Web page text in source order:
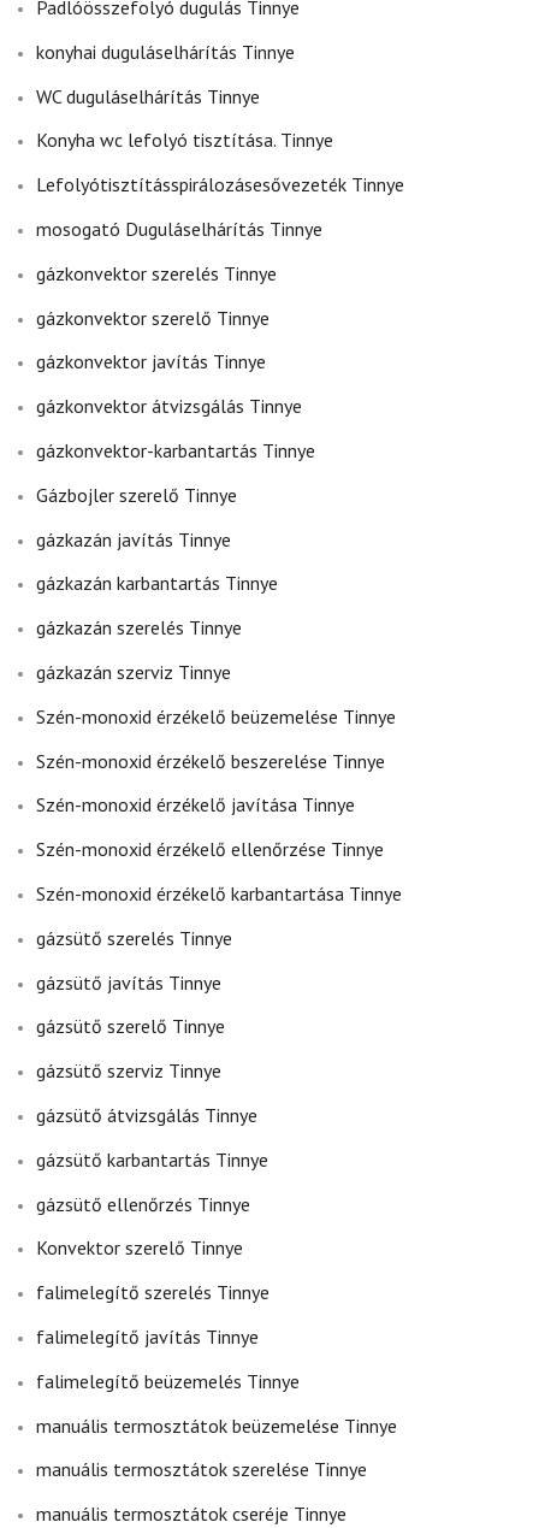
Padlóösszefolyó dugulás Tinnye
konyhai duguláselhárítás Tinnye
WC duguláselhárítás Tinnye
Konyha wc lefolyó tisztítása. Tinnye
Lefolyótisztításspirálozásesővezeték Tinnye
mosogató Duguláselhárítás Tinnye
gázkonvektor szerelés Tinnye
gázkonvektor szerelő Tinnye
gázkonvektor javítás Tinnye
gázkonvektor átvizsgálás Tinnye
gázkonvektor-karbantartás Tinnye
Gázbojler szerelő Tinnye
gázkazán javítás Tinnye
gázkazán karbantartás Tinnye
gázkazán szerelés Tinnye
gázkazán szerviz Tinnye
Szén-monoxid érzékelő beüzemelése Tinnye
Szén-monoxid érzékelő beszerelése Tinnye
Szén-monoxid érzékelő javítása Tinnye
Szén-monoxid érzékelő ellenőrzése Tinnye
Szén-monoxid érzékelő karbantartása Tinnye
gázsütő szerelés Tinnye
gázsütő javítás Tinnye
gázsütő szerelő Tinnye
gázsütő szerviz Tinnye
gázsütő átvizsgálás Tinnye
gázsütő karbantartás Tinnye
gázsütő ellenőrzés Tinnye
Konvektor szerelő Tinnye
falimelegítő szerelés Tinnye
falimelegítő javítás Tinnye
falimelegítő beüzemelés Tinnye
manuális termosztátok beüzemelése Tinnye
manuális termosztátok szerelése Tinnye
manuális termosztátok cseréje Tinnye